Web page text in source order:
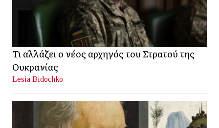
Τι αλλάζει ο νέος αρχηγός του Στρατού της
Ουκρανίας
Lesia Bidochko